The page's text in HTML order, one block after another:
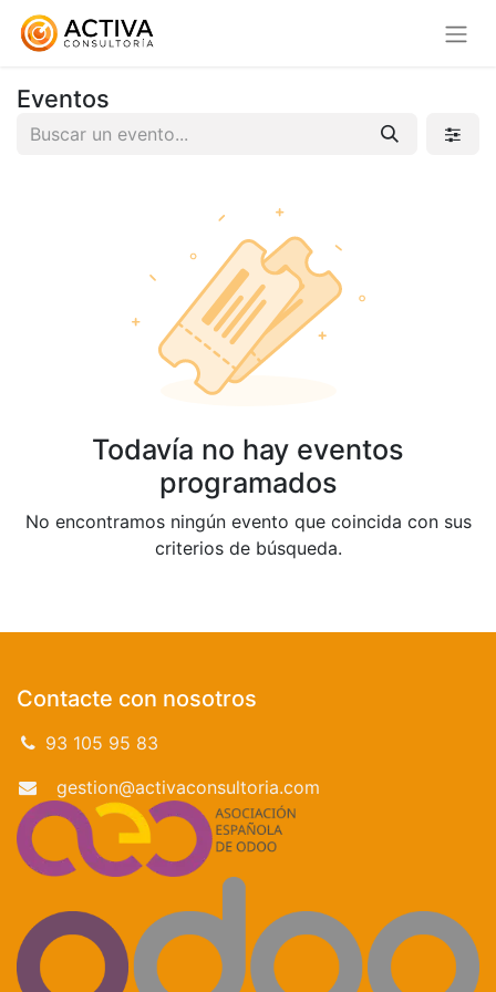
Eventos
Todavía no hay eventos
programados
No encontramos ningún evento que coincida con sus
criterios de búsqueda.
Contacte con nosotros
93 105 95 83
gestion@activaconsultoria.com